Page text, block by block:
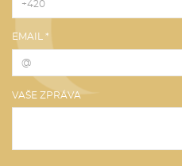
EMAIL *
VAŠE ZPRÁVA